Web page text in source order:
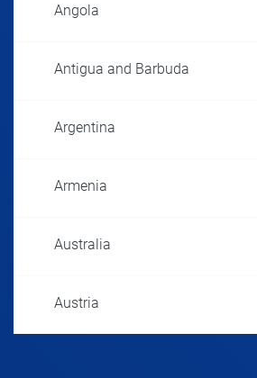
Angola
Antigua and Barbuda
Argentina
Armenia
Australia
Austria